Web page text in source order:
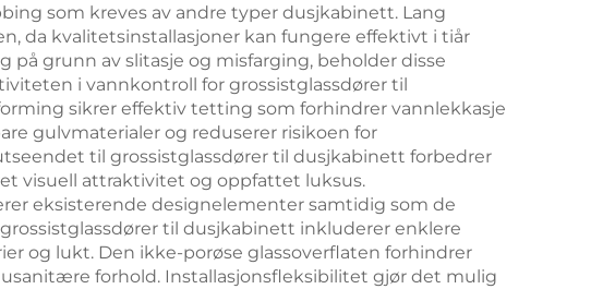
som kreves av andre typer dusjkabinett. Lang
da kvalitetsinstallasjoner kan fungere effektivt i tiår
grunn av slitasje og misfarging, beholder disse
i vannkontroll for grossistglassdører til
sikrer effektiv tetting som forhindrer vannlekkasje
gulvmaterialer og reduserer risikoen for
til grossistglassdører til dusjkabinett forbedrer
visuell attraktivitet og oppfattet luksus.
eksisterende designelementer samtidig som de
til dusjkabinett inkluderer enklere
og lukt. Den ikke-porøse glassoverflaten forhindrer
forhold. Installasjonsfleksibilitet gjør det mulig